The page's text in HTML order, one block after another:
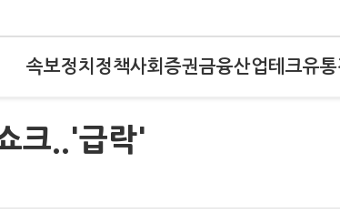
속보정치 정책사회 증권금융산업테크유통
크..'급락'